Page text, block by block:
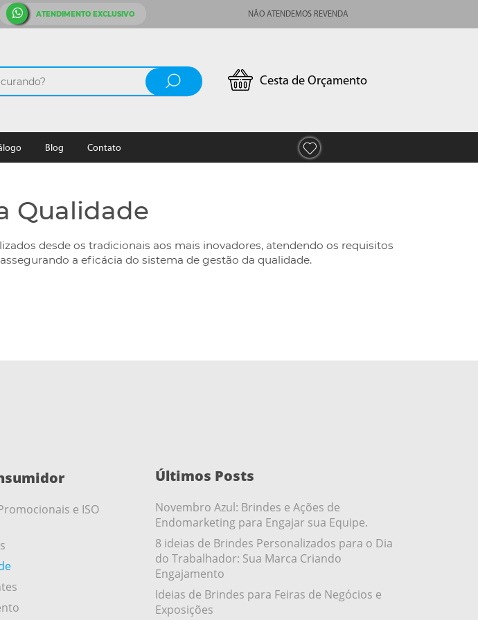
ATENDIMENTO EXCLUSIVO NÃO ATENDEMOS REVENDA
Cesta de Orçamento
Blog Contato
Qualidade
desde os tradicionais aos mais inovadores, atendendo os requisitos
a eficácia do sistema de gestão da qualidade.
e ISO
Últimos Posts
Novembro Azul: Brindes e Ações de
Endomarketing para Engajar sua Equipe.
8 ideias de Brindes Personalizados para o Dia
do Trabalhador: Sua Marca Criando
Engajamento
Ideias de Brindes para Feiras de Negócios e
Exposições